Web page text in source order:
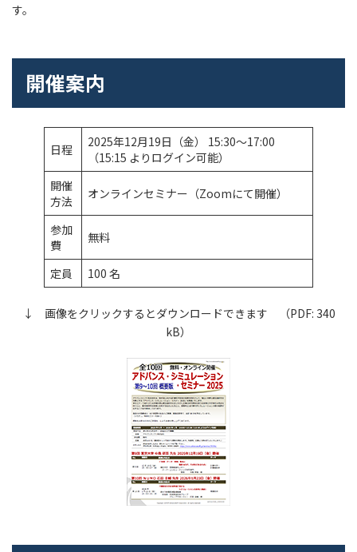
す。
開催案内
日程
2025年12月19日（金） 15:30～17:00
（15:15 よりログイン可能）
開催
方法
オンラインセミナー（Zoomにて開催）
参加
費
無料
定員 100 名
↓ 画像をクリックするとダウンロードできます （PDF: 340
kB）